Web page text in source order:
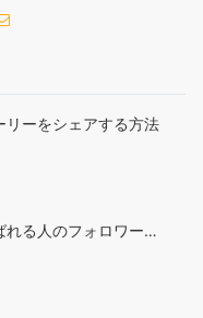
リーをシェアする方法
れる人のフォロワー…